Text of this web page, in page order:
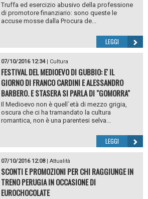
Truffa ed esercizio abusivo della professione
di promotore finanziario: sono queste le
accuse mosse dalla Procura de...
LEGGI
07/10/2016 12:34| Cultura
FESTIVAL DEL MEDIOEVO DI GUBBIO: E' IL
GIORNO DI FRANCO CARDINI E ALESSANDRO
BARBERO. E STASERA SI PARLA DI "GOMORRA"
Il Medioevo non è quell`età di mezzo grigia,
oscura che ci ha tramandato la cultura
romantica, non è una parentesi selva...
LEGGI
07/10/2016 12:08| Attualità
SCONTI E PROMOZIONI PER CHI RAGGIUNGE IN
TRENO PERUGIA IN OCCASIONE DI
EUROCHOCOLATE